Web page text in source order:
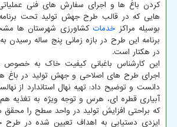
کردن باغ ها و اجرای سفارش های فنی
هایی که در قالب طرح جهش تولید تحت برنامه
بوسیله مراکز خدمات کشاورزی شهرستان ها
در هکتار است.
این کارشناس باغبانی کیفیت خاک به
اجرای طرح های اصلاحی و جهش تولید در باغ
دانست و توضیح داد: تهیه نهال استاندارد از
آبیاری قطره ای، هرس و توجه ویژه به تغذیه
که براحتی افزایش تولید در واحد سطح را محقق
ایزدی دستیابی به اهداف تعیین شده در طرح